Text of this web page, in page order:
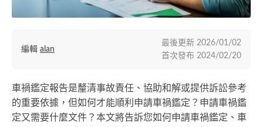
車禍鑑定報告是釐清事故責任、協助和解或提供訴訟參考
的重要依據，但如何才能順利申請車禍鑑定？申請車禍鑑
定又需要什麼文件？本文將告訴您如何申請車禍鑑定、車
編輯 alan
最後更新 2026/01/02
首次發布 2024/02/20